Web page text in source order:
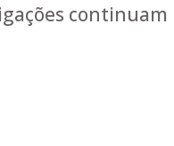
continuam